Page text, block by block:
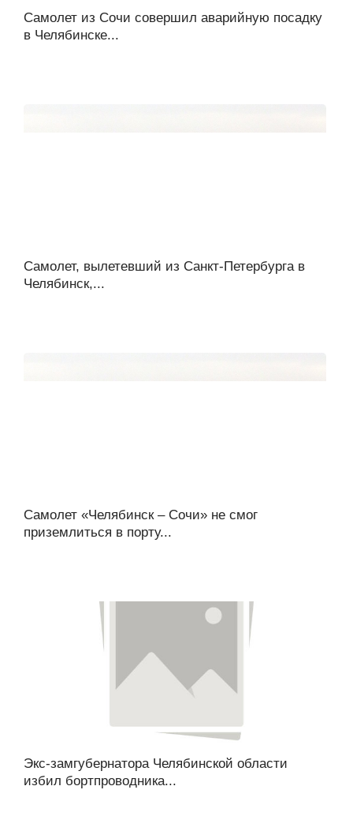
Самолет из Сочи совершил аварийную посадку
в Челябинске...
Самолет, вылетевший из Санкт-Петербурга в
Челябинск,...
Самолет «Челябинск – Сочи» не смог
приземлиться в порту...
Экс-замгубернатора Челябинской области
избил бортпроводника...